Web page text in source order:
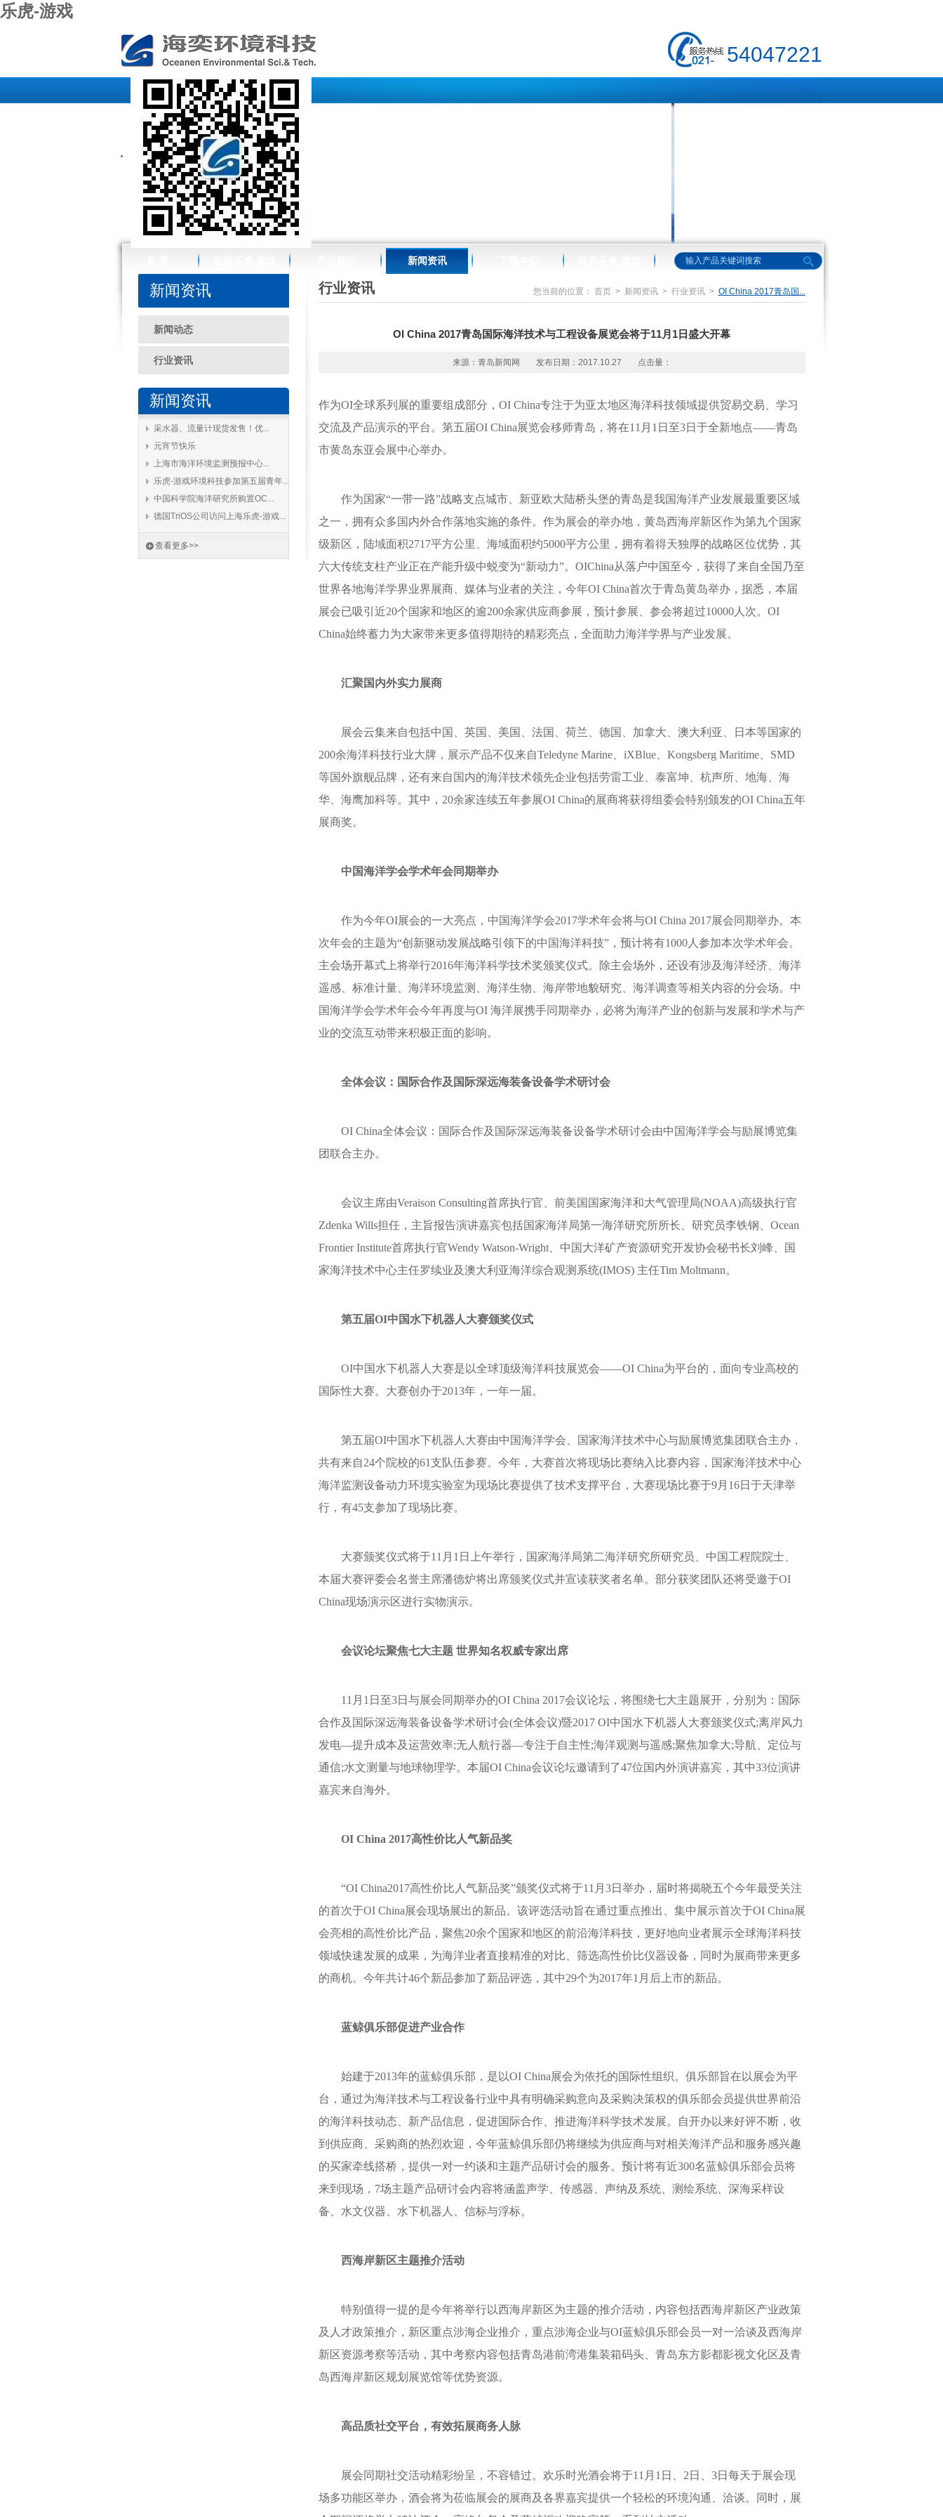
乐虎-游戏
54047221
新闻资讯
新闻资讯
新闻动态
行业资讯
新闻资讯
采水器、流量计现货发售！优...
元宵节快乐
上海市海洋环境监测预报中心...
乐虎-游戏环境科技参加第五届青年...
中国科学院海洋研究所购置OC...
德国TriOS公司访问上海乐虎-游戏...
查看更多>>
行业资讯 您当前的位置： 首页 > 新闻资讯 > 行业资讯 > OI China 2017青岛国...
OI China 2017青岛国际海洋技术与工程设备展览会将于11月1日盛大开幕
来源：青岛新闻网 发布日期：2017.10.27 点击量：
作为OI全球系列展的重要组成部分，OI China专注于为亚太地区海洋科技领域提供贸易交易、学习
交流及产品演示的平台。第五届OI China展览会移师青岛，将在11月1日至3日于全新地点——青岛
市黄岛东亚会展中心举办。
作为国家“一带一路”战略支点城市、新亚欧大陆桥头堡的青岛是我国海洋产业发展最重要区域
之一，拥有众多国内外合作落地实施的条件。作为展会的举办地，黄岛西海岸新区作为第九个国家
级新区，陆域面积2717平方公里、海域面积约5000平方公里，拥有着得天独厚的战略区位优势，其
六大传统支柱产业正在产能升级中蜕变为“新动力”。OIChina从落户中国至今，获得了来自全国乃至
世界各地海洋学界业界展商、媒体与业者的关注，今年OI China首次于青岛黄岛举办，据悉，本届
展会已吸引近20个国家和地区的逾200余家供应商参展，预计参展、参会将超过10000人次。OI
China始终蓄力为大家带来更多值得期待的精彩亮点，全面助力海洋学界与产业发展。
汇聚国内外实力展商
展会云集来自包括中国、英国、美国、法国、荷兰、德国、加拿大、澳大利亚、日本等国家的
200余海洋科技行业大牌，展示产品不仅来自Teledyne Marine、iXBlue、Kongsberg Maritime、SMD
等国外旗舰品牌，还有来自国内的海洋技术领先企业包括劳雷工业、泰富坤、杭声所、地海、海
华、海鹰加科等。其中，20余家连续五年参展OI China的展商将获得组委会特别颁发的OI China五年
展商奖。
中国海洋学会学术年会同期举办
作为今年OI展会的一大亮点，中国海洋学会2017学术年会将与OI China 2017展会同期举办。本
次年会的主题为“创新驱动发展战略引领下的中国海洋科技”，预计将有1000人参加本次学术年会。
主会场开幕式上将举行2016年海洋科学技术奖颁奖仪式。除主会场外，还设有涉及海洋经济、海洋
遥感、标准计量、海洋环境监测、海洋生物、海岸带地貌研究、海洋调查等相关内容的分会场。中
国海洋学会学术年会今年再度与OI 海洋展携手同期举办，必将为海洋产业的创新与发展和学术与产
业的交流互动带来积极正面的影响。
全体会议：国际合作及国际深远海装备设备学术研讨会
OI China全体会议：国际合作及国际深远海装备设备学术研讨会由中国海洋学会与励展博览集
团联合主办。
会议主席由Veraison Consulting首席执行官、前美国国家海洋和大气管理局(NOAA)高级执行官
Zdenka Wills担任，主旨报告演讲嘉宾包括国家海洋局第一海洋研究所所长、研究员李铁钢、Ocean
Frontier Institute首席执行官Wendy Watson-Wright、中国大洋矿产资源研究开发协会秘书长刘峰、国
家海洋技术中心主任罗续业及澳大利亚海洋综合观测系统(IMOS) 主任Tim Moltmann。
第五届OI中国水下机器人大赛颁奖仪式
OI中国水下机器人大赛是以全球顶级海洋科技展览会——OI China为平台的，面向专业高校的
国际性大赛。大赛创办于2013年，一年一届。
第五届OI中国水下机器人大赛由中国海洋学会、国家海洋技术中心与励展博览集团联合主办，
共有来自24个院校的61支队伍参赛。今年，大赛首次将现场比赛纳入比赛内容，国家海洋技术中心
海洋监测设备动力环境实验室为现场比赛提供了技术支撑平台，大赛现场比赛于9月16日于天津举
行，有45支参加了现场比赛。
大赛颁奖仪式将于11月1日上午举行，国家海洋局第二海洋研究所研究员、中国工程院院士、
本届大赛评委会名誉主席潘德炉将出席颁奖仪式并宣读获奖者名单。部分获奖团队还将受邀于OI
China现场演示区进行实物演示。
会议论坛聚焦七大主题 世界知名权威专家出席
11月1日至3日与展会同期举办的OI China 2017会议论坛，将围绕七大主题展开，分别为：国际
合作及国际深远海装备设备学术研讨会(全体会议)暨2017 OI中国水下机器人大赛颁奖仪式;离岸风力
发电—提升成本及运营效率;无人航行器—专注于自主性;海洋观测与遥感;聚焦加拿大;导航、定位与
通信;水文测量与地球物理学。本届OI China会议论坛邀请到了47位国内外演讲嘉宾，其中33位演讲
嘉宾来自海外。
OI China 2017高性价比人气新品奖
“OI China2017高性价比人气新品奖”颁奖仪式将于11月3日举办，届时将揭晓五个今年最受关注
的首次于OI China展会现场展出的新品。该评选活动旨在通过重点推出、集中展示首次于OI China展
会亮相的高性价比产品，聚焦20余个国家和地区的前沿海洋科技，更好地向业者展示全球海洋科技
领域快速发展的成果，为海洋业者直接精准的对比、筛选高性价比仪器设备，同时为展商带来更多
的商机。今年共计46个新品参加了新品评选，其中29个为2017年1月后上市的新品。
蓝鲸俱乐部促进产业合作
始建于2013年的蓝鲸俱乐部，是以OI China展会为依托的国际性组织。俱乐部旨在以展会为平
台，通过为海洋技术与工程设备行业中具有明确采购意向及采购决策权的俱乐部会员提供世界前沿
的海洋科技动态、新产品信息，促进国际合作、推进海洋科学技术发展。自开办以来好评不断，收
到供应商、采购商的热烈欢迎，今年蓝鲸俱乐部仍将继续为供应商与对相关海洋产品和服务感兴趣
的买家牵线搭桥，提供一对一约谈和主题产品研讨会的服务。预计将有近300名蓝鲸俱乐部会员将
来到现场，7场主题产品研讨会内容将涵盖声学、传感器、声纳及系统、测绘系统、深海采样设
备、水文仪器、水下机器人、信标与浮标。
西海岸新区主题推介活动
特别值得一提的是今年将举行以西海岸新区为主题的推介活动，内容包括西海岸新区产业政策
及人才政策推介，新区重点涉海企业推介，重点涉海企业与OI蓝鲸俱乐部会员一对一洽谈及西海岸
新区资源考察等活动，其中考察内容包括青岛港前湾港集装箱码头、青岛东方影都影视文化区及青
岛西海岸新区规划展览馆等优势资源。
高品质社交平台，有效拓展商务人脉
展会同期社交活动精彩纷呈，不容错过。欢乐时光酒会将于11月1日、2日、3日每天于展会现
场多功能区举办，酒会将为莅临展会的展商及各界嘉宾提供一个轻松的环境沟通、洽谈。同时，展